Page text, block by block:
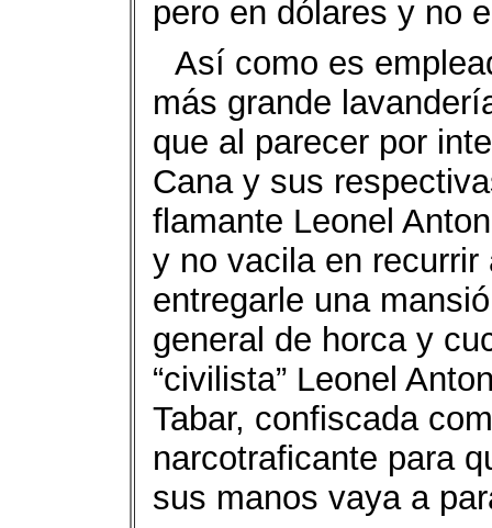
pero en dólares y no
Así como es
más grande
que al parecer por
Cana y sus
flamante Leonel
y no vacila en
entregarle una
general de horca y
“civilista” Leonel
Tabar, confiscada
narcotraficante para
sus manos vaya a